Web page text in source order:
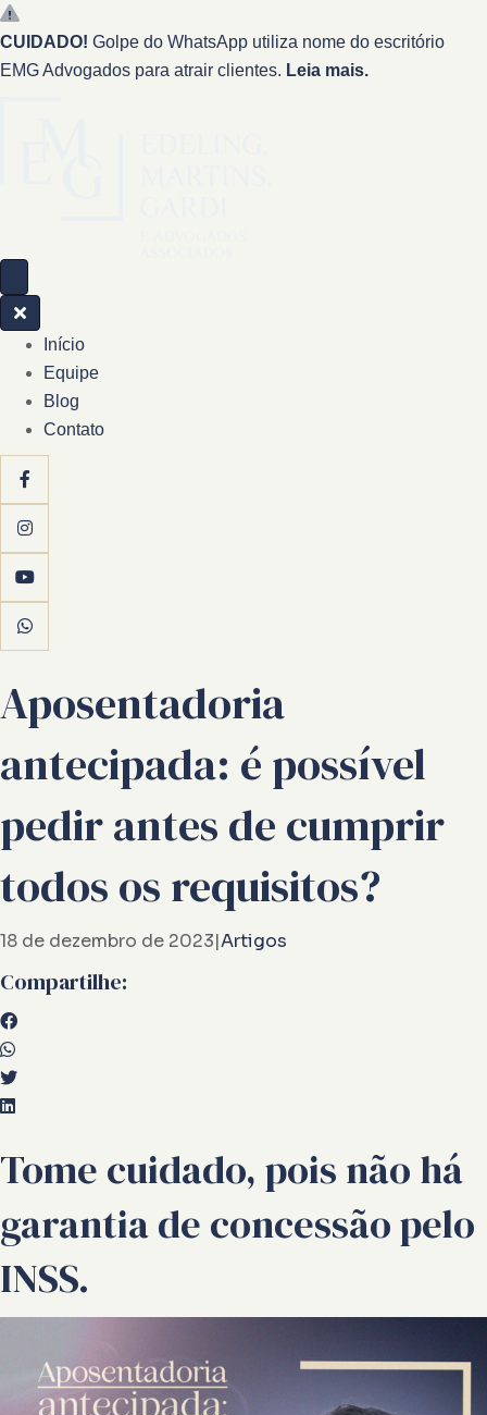
CUIDADO! Golpe do WhatsApp utiliza nome do escritório
EMG Advogados para atrair clientes. Leia mais.
Início
Equipe
Blog
Contato
Aposentadoria
antecipada: é possível
pedir antes de cumprir
todos os requisitos?
18 de dezembro de 2023|Artigos
Compartilhe:
Tome cuidado, pois não há
garantia de concessão pelo
INSS.